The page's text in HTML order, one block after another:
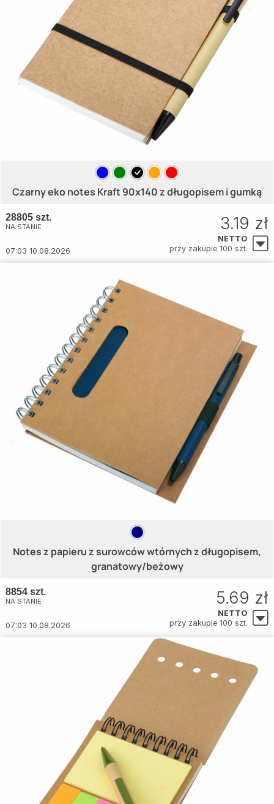
Czarny eko notes Kraft 90x140 z długopisem i gumką
28805 szt.
NA STANIE
07:03 10.08.2026
3.19 zł
NETTO
przy zakupie 100 szt.
Notes z papieru z surowców wtórnych z długopisem,
granatowy/beżowy
8854 szt.
NA STANIE
07:03 10.08.2026
5.69 zł
NETTO
przy zakupie 100 szt.